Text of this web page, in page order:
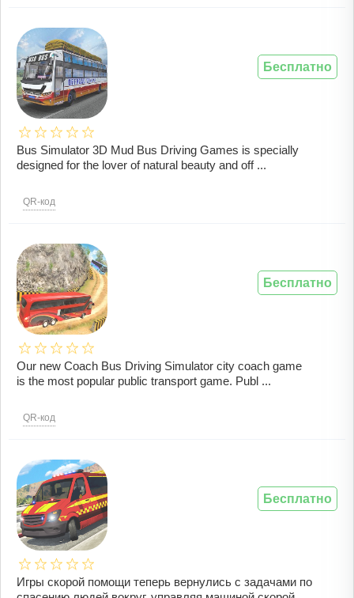
Bus Simulator 3D Mud Bus Driving Games is specially
designed for the lover of natural beauty and off ...
QR-код
Бесплатно
Our new Coach Bus Driving Simulator city coach game
is the most popular public transport game. Publ ...
QR-код
Бесплатно
Игры скорой помощи теперь вернулись с задачами по
Бесплатно